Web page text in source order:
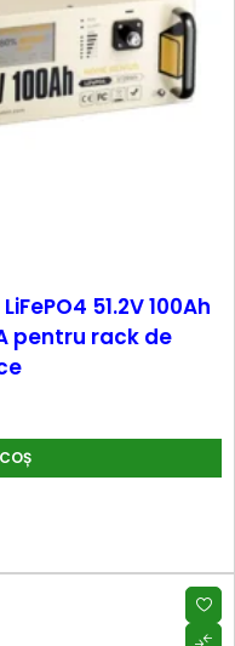
51.2V 100Ah
pentru rack de